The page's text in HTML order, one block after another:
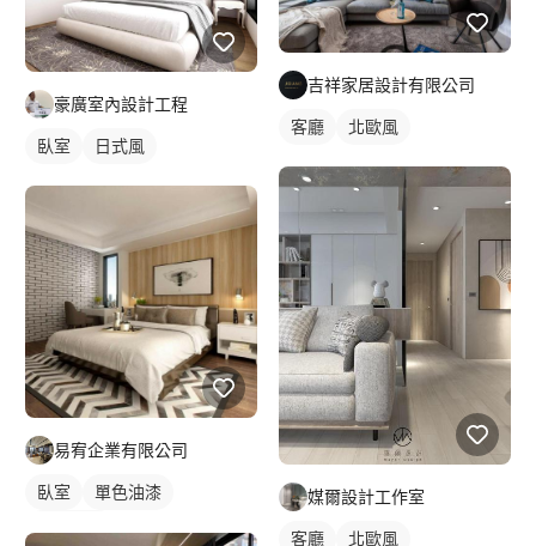
豪廣室內設計工程
臥室 日式風
易宥企業有限公司
臥室
單色油漆
新古典風
吉祥家居設計有限公司
客廳 北歐風
媒爾設計工作室
客廳 北歐風